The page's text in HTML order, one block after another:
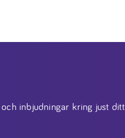
inbjudningar kring just ditt